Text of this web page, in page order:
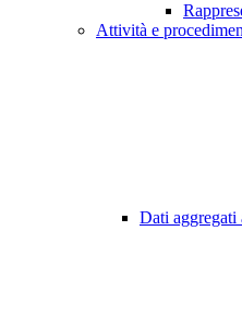
Attività e
Dati aggregati